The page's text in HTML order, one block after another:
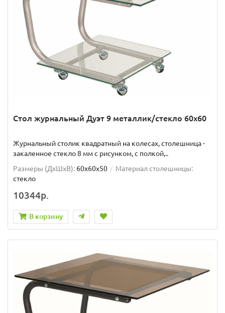
Стол журнальный Дуэт 9 металлик/стекло 60х60
Журнальный столик квадратный на колесах, столешница -
закаленное стекло 8 мм с рисунком, с полкой,..
Размеры (ДхШxВ): 60х60х50
Материал столешницы:
стекло
10344р.
В корзину